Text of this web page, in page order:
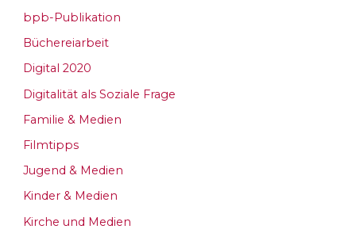
bpb-Publikation
Büchereiarbeit
Digital 2020
Digitalität als Soziale Frage
Familie & Medien
Filmtipps
Jugend & Medien
Kinder & Medien
Kirche und Medien